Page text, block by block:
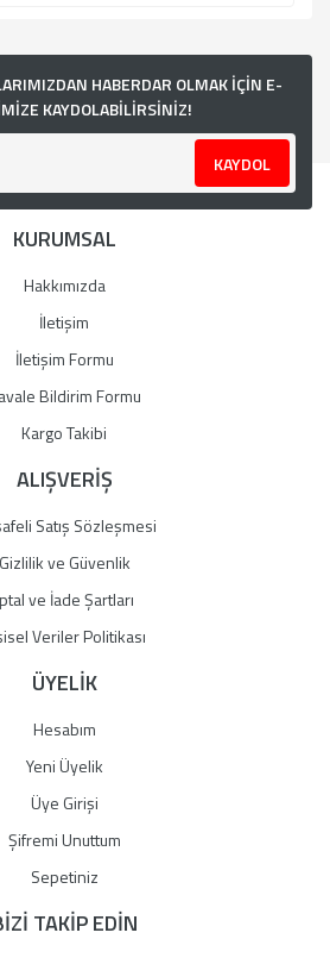
HABERDAR OLMAK İÇİN E-
KAYDOLABİLİRSİNİZ!
KAYDOL
KURUMSAL
Hakkımızda
İletişim
İletişim Formu
Bildirim Formu
Kargo Takibi
ALIŞVERİŞ
Satış Sözleşmesi
Gizlilik ve Güvenlik
ve İade Şartları
Veriler Politikası
ÜYELİK
Hesabım
Yeni Üyelik
Üye Girişi
Şifremi Unuttum
Sepetiniz
TAKİP EDİN